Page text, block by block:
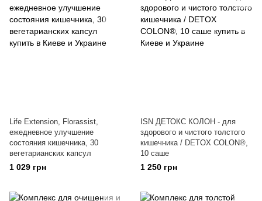
Life Extension, Florassist,
ежедневное улучшение
состояния кишечника, 30
вегетарианских капсул
1 029 грн
ISN ДЕТОКС КОЛОН - для
здорового и чистого толстого
кишечника / DETOX COLON®,
10 саше
1 250 грн